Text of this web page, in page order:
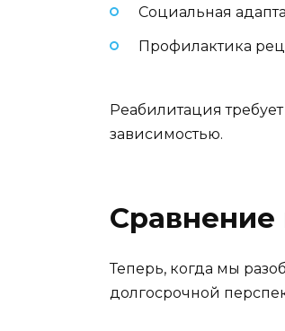
Социальная
Профилактика
Реабилитация
зависимостью.
Сравнение
Теперь, когда мы
долгосрочной